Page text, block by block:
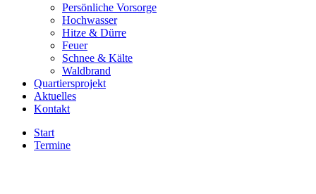
Persönliche Vorsorge
Hochwasser
Hitze & Dürre
Feuer
Schnee & Kälte
Waldbrand
Quartiersprojekt
Aktuelles
Kontakt
Start
Termine